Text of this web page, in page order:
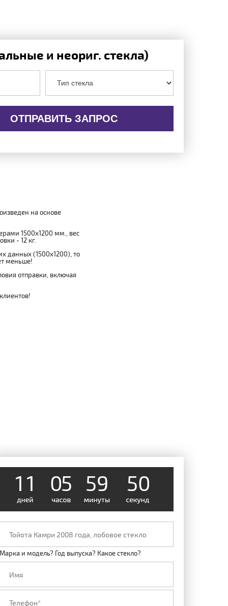
и неориг. стекла)
ОТПРАВИТЬ ЗАПРОС
на основе
1500x1200 мм., вес
- 12 кг.
данных (1500x1200), то
меньше!
отправки, включая
1 1 05 59 49
Марка и модель? Год выпуска? Какое стекло?